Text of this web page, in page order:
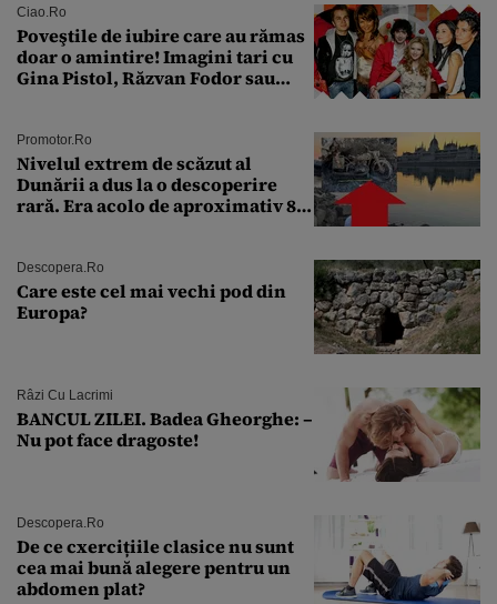
Ciao.ro
Poveştile de iubire care au rămas
doar o amintire! Imagini tari cu
Gina Pistol, Răzvan Fodor sau
Promotor.ro
Nivelul extrem de scăzut al
Dunării a dus la o descoperire
rară. Era acolo de aproximativ 80
Descopera.ro
Care este cel mai vechi pod din
Europa?
Râzi Cu Lacrimi
BANCUL ZILEI. Badea Gheorghe: –
Nu pot face dragoste!
Descopera.ro
De ce cxercițiile clasice nu sunt
cea mai bună alegere pentru un
abdomen plat?